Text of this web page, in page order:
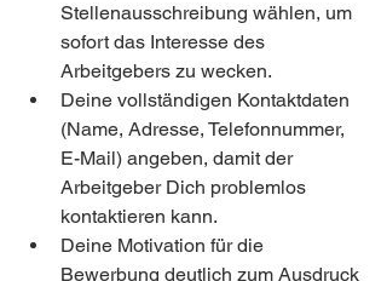
Stellenausschreibung wählen, um
sofort das Interesse des
Arbeitgebers zu wecken.
Deine vollständigen Kontaktdaten
(Name, Adresse, Telefonnummer,
E-Mail) angeben, damit der
Arbeitgeber Dich problemlos
kontaktieren kann.
Deine Motivation für die
Bewerbung deutlich zum Ausdruck